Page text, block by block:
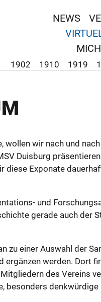
NEWS
1902 1910 1919
wol­len wir nach und
Duis­burg
diese Ex­po­na­te
und
ge­ra­de auch der
zu einer Aus­wahl der
wer­den. Dort
des Ver­eins
be­son­ders